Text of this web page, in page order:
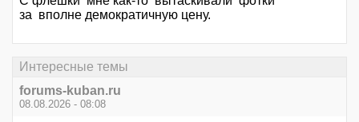
за вполне демократичную цену.
Интересные темы
forums-kuban.ru
08.08.2026 - 08:08